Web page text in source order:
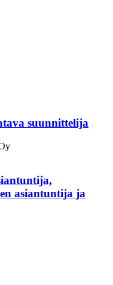
suunnittelija
asiantuntija ja